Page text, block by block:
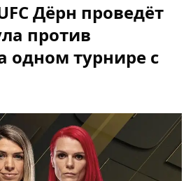
Дёрн проведёт
против
одном турнире с